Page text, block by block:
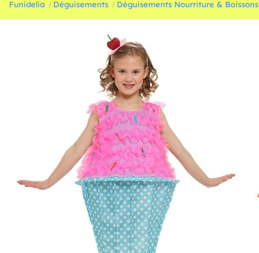
Funidelia Déguisements Déguisements Nourriture & Boissons